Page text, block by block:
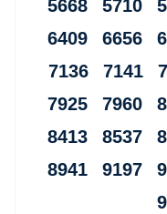
5668 5710
6409 6656
7136 7141
7925 7960
8413 8537
8941 9197